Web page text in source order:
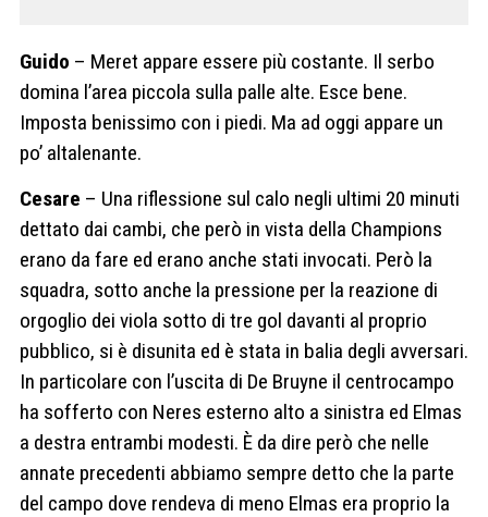
Guido – Meret appare essere più costante. Il serbo
domina l’area piccola sulla palle alte. Esce bene.
Imposta benissimo con i piedi. Ma ad oggi appare un
po’ altalenante.
Cesare – Una riflessione sul calo negli ultimi 20 minuti
dettato dai cambi, che però in vista della Champions
erano da fare ed erano anche stati invocati. Però la
squadra, sotto anche la pressione per la reazione di
orgoglio dei viola sotto di tre gol davanti al proprio
pubblico, si è disunita ed è stata in balia degli avversari.
In particolare con l’uscita di De Bruyne il centrocampo
ha sofferto con Neres esterno alto a sinistra ed Elmas
a destra entrambi modesti. È da dire però che nelle
annate precedenti abbiamo sempre detto che la parte
del campo dove rendeva di meno Elmas era proprio la